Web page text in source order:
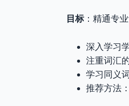
目标：精通专
深入学习
注重词汇
学习同义
推荐方法